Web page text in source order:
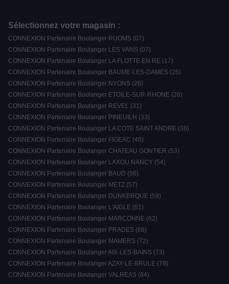
Sélectionnez votre magasin :
CONNEXION Partenaire Boulanger RUOMS (07)
CONNEXION Partenaire Boulanger LES VANS (07)
CONNEXION Partenaire Boulanger LA FLOTTE EN RE (17)
CONNEXION Partenaire Boulanger BAUME-LES-DAMES (25)
CONNEXION Partenaire Boulanger NYONS (26)
CONNEXION Partenaire Boulanger ETOILE-SUR-RHONE (26)
CONNEXION Partenaire Boulanger REVEL (31)
CONNEXION Partenaire Boulanger PINEUILH (33)
CONNEXION Partenaire Boulanger LA COTE SAINT ANDRE (38)
CONNEXION Partenaire Boulanger FIGEAC (46)
CONNEXION Partenaire Boulanger CHATEAU GONTIER (53)
CONNEXION Partenaire Boulanger LAXOU NANCY (54)
CONNEXION Partenaire Boulanger BAUD (56)
CONNEXION Partenaire Boulanger METZ (57)
CONNEXION Partenaire Boulanger DUNKERQUE (59)
CONNEXION Partenaire Boulanger L'AIGLE (61)
CONNEXION Partenaire Boulanger MARCONNE (62)
CONNEXION Partenaire Boulanger PRADES (66)
CONNEXION Partenaire Boulanger MAMERS (72)
CONNEXION Partenaire Boulanger AIX-LES-BAINS (73)
CONNEXION Partenaire Boulanger AZAY-LE-BRULE (79)
CONNEXION Partenaire Boulanger VALREAS (84)